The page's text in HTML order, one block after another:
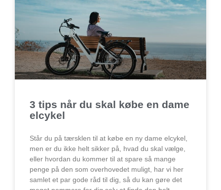
3 tips når du skal købe en dame
elcykel
Står du på tærsklen til at købe en ny dame elcykel,
men er du ikke helt sikker på, hvad du skal vælge,
eller hvordan du kommer til at spare så mange
penge på den som overhovedet muligt, har vi her
samlet et par gode råd til dig, så du kan gøre det